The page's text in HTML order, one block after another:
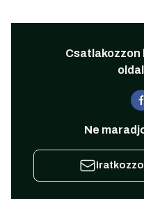
Csatlakozzon
Ne